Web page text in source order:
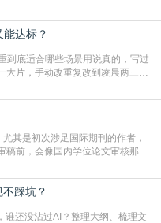
网络。本篇AEIC学术交流中心小编
究成果的传播与反馈学术会议通
的
达标？
到底适合哪些场景用说真的，写过
大片，手动改重复改到凌晨两三
草，选对工具，半天就能搞定你两
，但如果你符合下面这些场景，
其是初次涉足国际期刊的作者，
稿前，会像国内学位论文审核那
容的审查是严谨投稿流程中不可
家介绍“投稿SCI有查重吗”。
踩坑？
谁还没沾过AI？整理大纲、梳理文